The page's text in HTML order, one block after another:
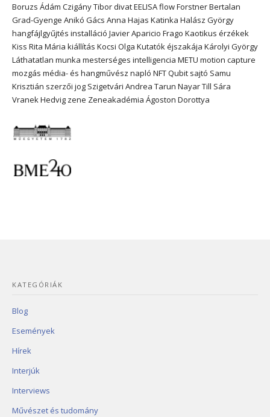
Boruzs Ádám Czigány TibordivatEELISAflowForstner Bertalan
Grad-Gyenge Anikó Gács Anna Hajas Katinka Halász György
hangfájlgyűjtés installáció Javier Aparicio Frago Kaotikus érzékek
Kiss Rita Mária kiállítás Kocsi Olga Kutatók éjszakája Károlyi György
Láthatatlan munka mesterséges intelligencia METU motion capture
mozgás média- és hangművész napló NFTQubit sajtó Samu
Krisztián szerzői jog Szigetvári Andrea Tarun NayarTill Sára
Vranek Hedvig zene Zeneakadémia Ágoston Dorottya
KATEGÓRIÁK
Blog
Események
Hírek
Interjúk
Interviews
Művészet és tudomány